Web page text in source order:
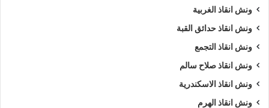
ونش انقاذ الغربية
ونش انقاذ حدائق القبة
ونش انقاذ التجمع
ونش انقاذ صلاح سالم
ونش انقاذ الاسكندرية
ونش انقاذ الهرم